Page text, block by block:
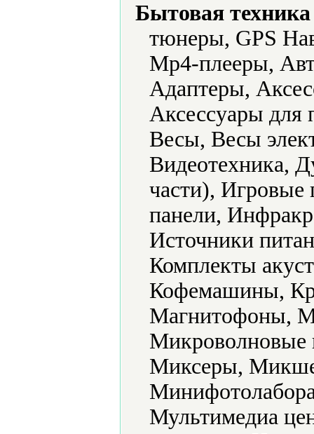
Бытовая
тюнеры, GPS
Mp4-плееры,
Адаптеры,
Аксессуары для
Весы, Весы
Видеотехника,
части), Игровые
панели,
Источники
Комплекты
Кофемашины,
Магнитофоны,
Миксеры,
Мультимедиа